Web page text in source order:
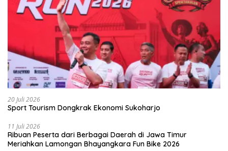
20 Juli 2026
Sport Tourism Dongkrak Ekonomi Sukoharjo
11 Juli 2026
Ribuan Peserta dari Berbagai Daerah di Jawa Timur
Meriahkan Lamongan Bhayangkara Fun Bike 2026